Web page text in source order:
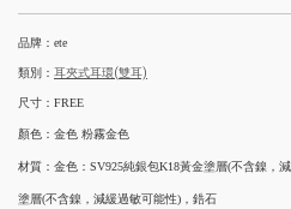
品牌：ete
類別： 耳夾式耳環(雙耳)
尺寸： FREE
顏色：金色 粉霧金色
材質：金色：SV925純銀包K18黃金塗層(不含鎳，
塗層(不含鎳，減緩過敏可能性)，鋯石